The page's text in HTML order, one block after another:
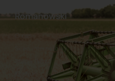
Romanowski
Sklep internetowy